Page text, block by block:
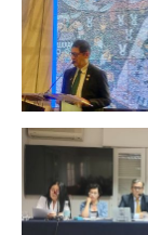
Zoom